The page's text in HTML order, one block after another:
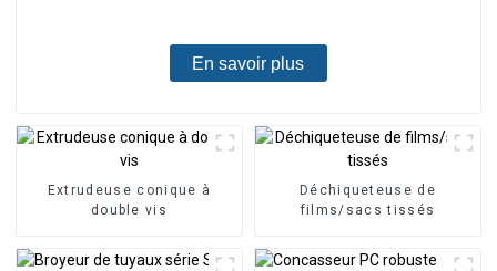
En savoir plus
Extrudeuse conique à
double vis
Déchiqueteuse de
films/sacs tissés